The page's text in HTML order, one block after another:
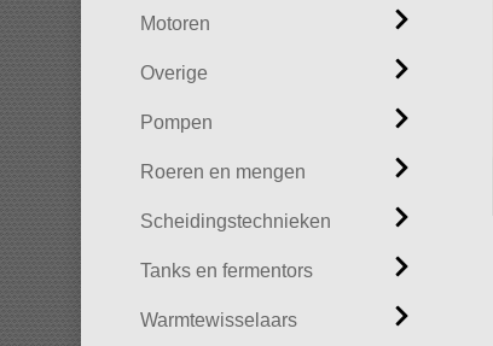
Motoren
Overige
Pompen
Roeren en mengen
Scheidingstechnieken
Tanks en fermentors
Warmtewisselaars